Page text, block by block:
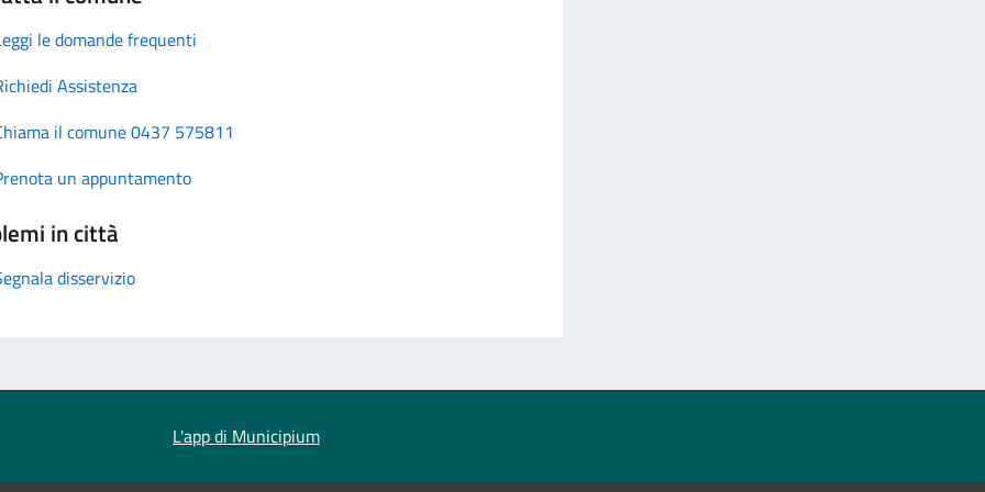
le domande frequenti
Assistenza
il comune 0437 575811
un appuntamento
in città
disservizio
L'app di Municipium